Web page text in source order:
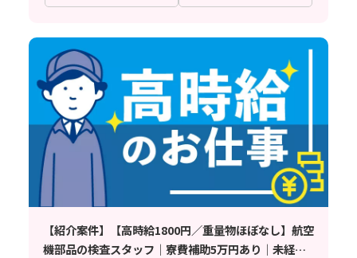
【紹介案件】【高時給1800円／重量物ほぼなし】航空
機部品の検査スタッフ｜寮費補助5万円あり｜未経験